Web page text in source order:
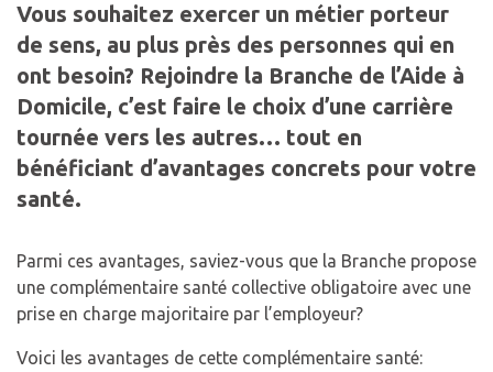
Vous souhaitez exercer un métier porteur
de sens, au plus près des personnes qui en
ont besoin? Rejoindre la Branche de l’Aide à
Domicile, c’est faire le choix d’une carrière
tournée vers les autres… tout en
bénéficiant d’avantages concrets pour votre
santé.
Parmi ces avantages, saviez-vous que la Branche propose
une complémentaire santé collective obligatoire avec une
prise en charge majoritaire par l’employeur?
Voici les avantages de cette complémentaire santé: